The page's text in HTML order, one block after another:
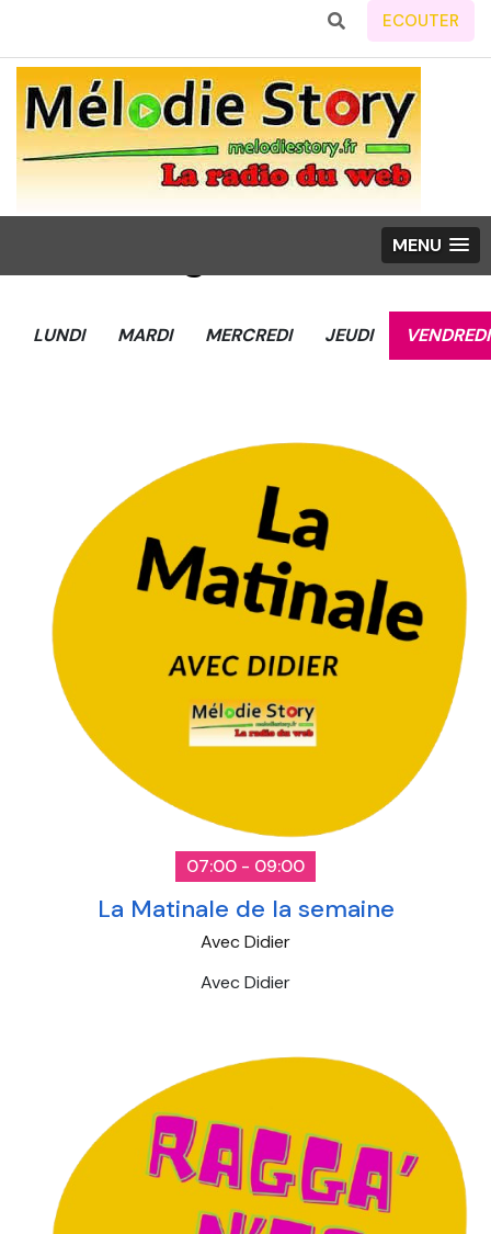
ECOUTER
MENU
LUNDI MARDI MERCREDI JEUDI VENDREDI
07:00 - 09:00
La Matinale de la semaine
Avec Didier
Avec Didier